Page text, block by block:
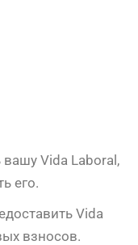
Vida Laboral,
его.
Vida
взносов.